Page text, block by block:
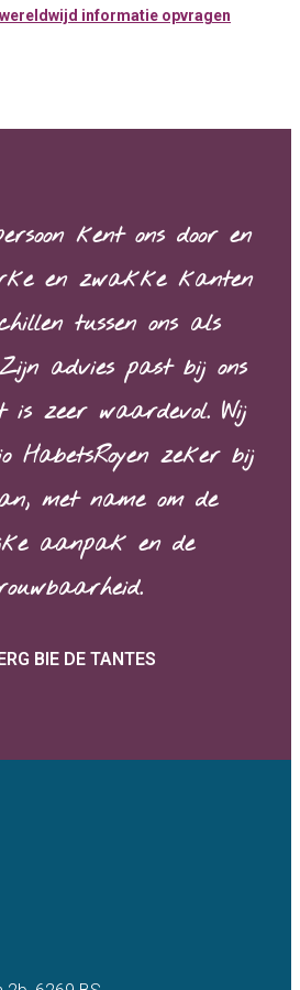
informatie opvragen
kent ons door en
en zwakke kanten
tussen ons als
Zijn advies past bij ons
is zeer waardevol. Wij
HabetsRoyen zeker bij
met name om de
aanpak en de
BIE DE TANTES